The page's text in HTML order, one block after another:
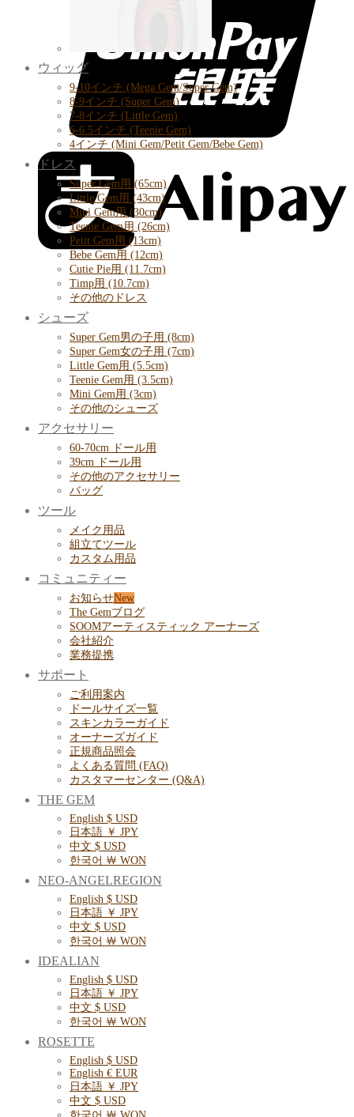
ウィッグ
9-10インチ (Mega Gem/Super Gem)
8-9インチ (Super Gem)
7-8インチ (Little Gem)
6-6.5インチ (Teenie Gem)
4インチ (Mini Gem/Petit Gem/Bebe Gem)
ドレス
Super Gem用 (65cm)
Little Gem用 (43cm)
Mini Gem用 (30cm)
Teenie Gem用 (26cm)
Petit Gem用 (13cm)
Bebe Gem用 (12cm)
Cutie Pie用 (11.7cm)
Timp用 (10.7cm)
その他のドレス
シューズ
Super Gem男の子用 (8cm)
Super Gem女の子用 (7cm)
Little Gem用 (5.5cm)
Teenie Gem用 (3.5cm)
Mini Gem用 (3cm)
その他のシューズ
アクセサリー
60-70cm ドール用
39cm ドール用
その他のアクセサリー
バッグ
ツール
メイク用品
組立てツール
カスタム用品
コミュニティー
お知らせ
The Gemブログ
SOOMアーティスティック アーナーズ
会社紹介
業務提携
サポート
ご利用案内
ドールサイズ一覧
スキンカラーガイド
オーナーズガイド
正規商品照会
よくある質問 (FAQ)
カスタマーセンター (Q&A)
THE GEM
English $ USD
日本語 ￥ JPY
中文 $ USD
한국어 ￦ WON
NEO-ANGELREGION
English $ USD
日本語 ￥ JPY
中文 $ USD
한국어 ￦ WON
IDEALIAN
English $ USD
日本語 ￥ JPY
中文 $ USD
한국어 ￦ WON
ROSETTE
English $ USD
English € EUR
日本語 ￥ JPY
中文 $ USD